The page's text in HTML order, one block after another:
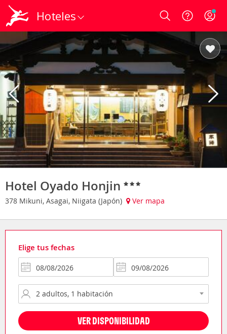
Hoteles Login
Hotel Oyado Honjin
378 Mikuni, Asagai, Niigata (Japón) Ver mapa
Elige tus fechas
VER DISPONIBILIDAD